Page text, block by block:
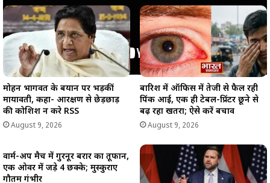
मोहन भागवत के बयान पर भड़कीं
मायावती, कहा- आरक्षण से छेड़छाड़
की कोशिश न करे RSS
August 9, 2026
बारिश में ऑफिस में तेजी से फैल रही
पिंक आई, एक ही टेबल-प्रिंटर छूने से
बढ़ रहा खतरा; ऐसे करें बचाव
August 9, 2026
वार्म-अप मैच में गुरनूर बरार का तूफान,
एक ओवर में जड़े 4 छक्के; मुस्कुराए
गौतम गंभीर